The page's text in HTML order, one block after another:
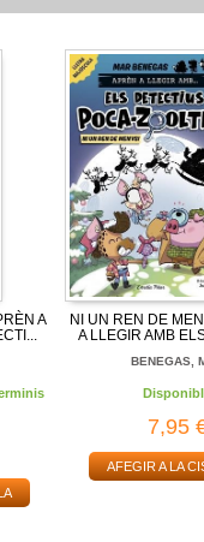
A
NI UN REN DE
A LLEGIR AMB
BENEGAS,
7,95
AFEGIR A LA